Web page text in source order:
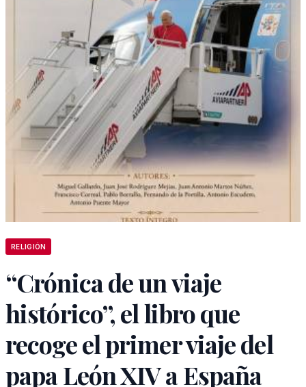
RELIGIÓN
“Crónica de un viaje
histórico”, el libro que
recoge el primer viaje del
papa León XIV a España